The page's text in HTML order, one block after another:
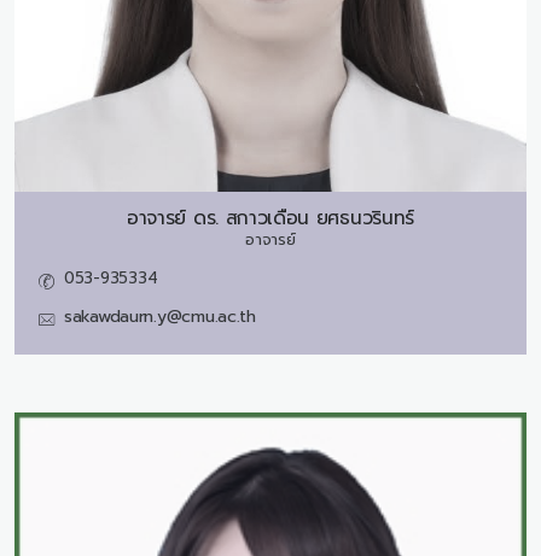
อาจารย์ ดร. สกาวเดือน ยศธนวรินทร์
อาจารย์
053-935334
sakawdaurn.y@cmu.ac.th